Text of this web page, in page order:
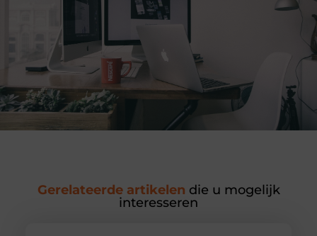
Gerelateerde artikelen die u mogelijk
interesseren